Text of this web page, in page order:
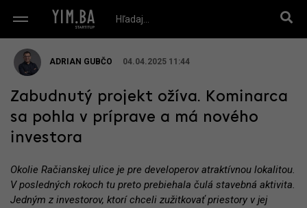
ADRIAN GUBČO 04.04.2025 11:44
Zabudnutý projekt ožíva. Kominarca
sa pohla v príprave a má nového
investora
Okolie Račianskej ulice je pre developerov atraktívnou lokalitou.
V posledných rokoch tu preto prebiehala čulá stavebná aktivita.
Jedným z investorov, ktorí chceli zužitkovať priestory v jej